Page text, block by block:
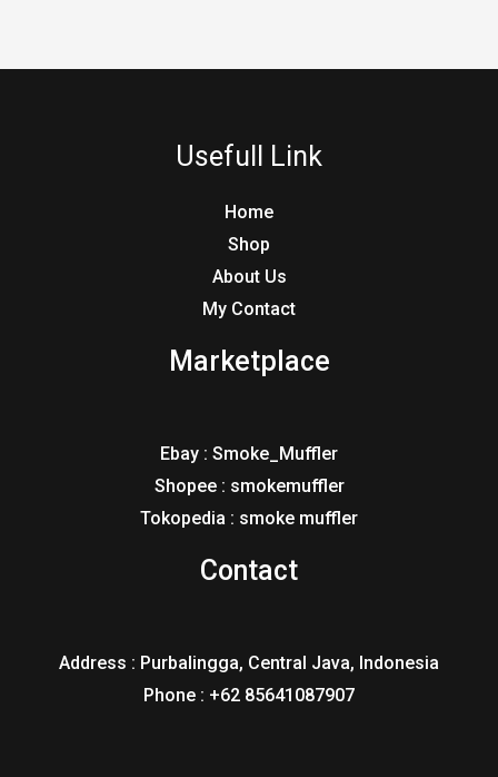
Usefull Link
Home
Shop
About Us
My Contact
Marketplace
Ebay : Smoke_Muffler
Shopee : smokemuffler
Tokopedia : smoke muffler
Contact
Address : Purbalingga, Central Java, Indonesia
Phone : +62 85641087907